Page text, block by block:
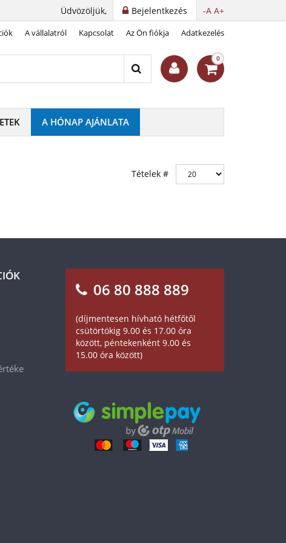
-A A+
Bejelentkezés
Üdvözöljük,
A vállalatról Kapcsolat Az Ön fiókja Adatkezelés
0
A HÓNAP AJÁNLATA
Tételek #
06 80 888 889
(díjmentesen hívható hétfőtől
csütörtökig 9.00 és 17.00 óra
között, péntekenként 9.00 és
15.00 óra között)